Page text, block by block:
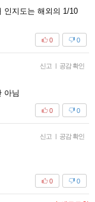
인지도는 해외의 1/10
0
0
신고 | 공감 확인
아님
0
0
신고 | 공감 확인
0
0